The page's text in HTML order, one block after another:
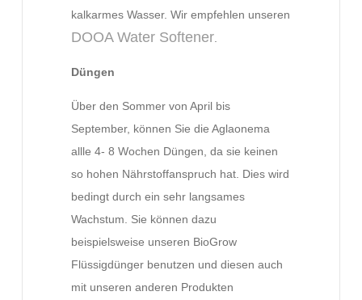
kalkarmes Wasser. Wir empfehlen unseren
DOOA Water Softener.
Düngen
Über den Sommer von April bis
September, können Sie die Aglaonema
allle 4- 8 Wochen Düngen, da sie keinen
so hohen Nährstoffanspruch hat. Dies wird
bedingt durch ein sehr langsames
Wachstum. Sie können dazu
beispielsweise unseren BioGrow
Flüssigdünger benutzen und diesen auch
mit unseren anderen Produkten